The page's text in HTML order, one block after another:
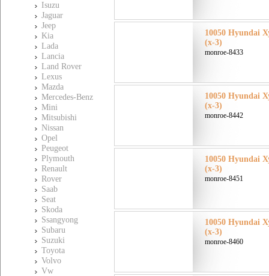
Isuzu
Jaguar
Jeep
Kia
Lada
Lancia
Land Rover
Lexus
Mazda
Mercedes-Benz
Mini
Mitsubishi
Nissan
Opel
Peugeot
Plymouth
Renault
Rover
Saab
Seat
Skoda
Ssangyong
Subaru
Suzuki
Toyota
Volvo
Vw
10050 Hyundai
(x-3)
monroe-8433
10050 Hyundai
(x-3)
monroe-8442
10050 Hyundai
(x-3)
monroe-8451
10050 Hyundai
(x-3)
monroe-8460